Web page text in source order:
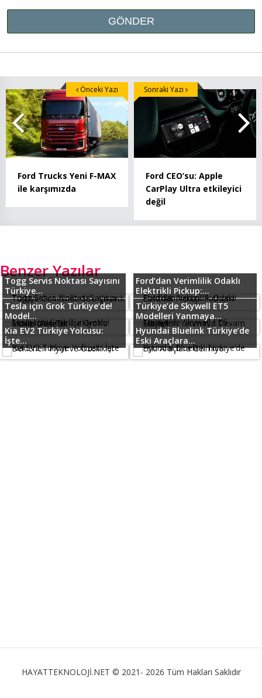
Ford Trucks Yeni F-MAX
ile karşımızda
Önceki Yazı
Ford CEO’su: Apple
CarPlay Ultra etkileyici
değil
Sonraki Yazı
Benzer Yazılar
Togg Servis Noktası Sayısını
Türkiye...
Ford’dan Verimlilik Odaklı
Elektrikli Pickup:...
Tesla için Grok Türkiye’de!
Model...
Türkiye’de Skywell ET5
Modelleri Yanmaya...
Kia EV2 Türkiye Yolcusu:
İşte...
Hyundai Bluelink Türkiye’de
Eski Araçlara...
HAYATTEKNOLOJİ.NET © 2021- 2026 Tüm Hakları Saklıdır